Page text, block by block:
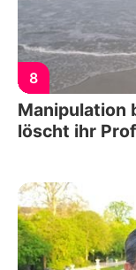
8
Manipulation
löscht ihr